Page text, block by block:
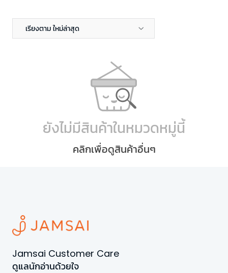
เรียงตาม ใหม่ล่าสุด
ยังไม่มีสินค้าในหมวดหมู่นี้
คลิกเพื่อดูสินค้าอื่นๆ
Jamsai Customer Care
ดูแลนักอ่านด้วยใจ